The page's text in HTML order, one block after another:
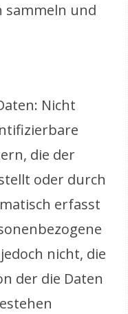
sammeln und
Nicht
die der
oder durch
erfasst
nicht, die
der die Daten